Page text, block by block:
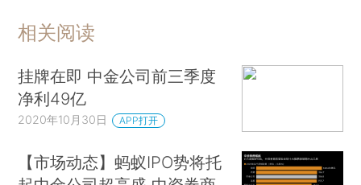
相关阅读
挂牌在即 中金公司前三季度
净利49亿
2020年10月30日 APP打开
【市场动态】蚂蚁IPO势将托